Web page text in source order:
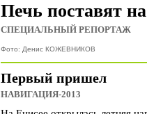
Печь поставят
СПЕЦИАЛЬНЫЙ РЕПОРТАЖ
Фото: Денис КОЖЕВНИКОВ
Первый пришел
НАВИГАЦИЯ-2013